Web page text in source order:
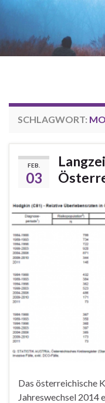
SCHLAGWORT:
FEB.
03
Das österreichische
Jahreswechsel 2014